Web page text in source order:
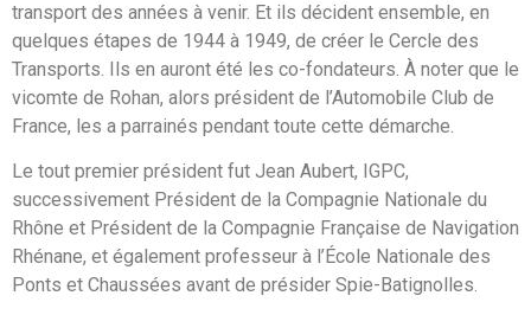
transport des années à venir. Et ils décident ensemble, en
quelques étapes de 1944 à 1949, de créer le Cercle des
Transports. Ils en auront été les co-fondateurs. À noter que le
vicomte de Rohan, alors président de l’Automobile Club de
France, les a parrainés pendant toute cette démarche.
Le tout premier président fut Jean Aubert, IGPC,
successivement Président de la Compagnie Nationale du
Rhône et Président de la Compagnie Française de Navigation
Rhénane, et également professeur à l’École Nationale des
Ponts et Chaussées avant de présider Spie-Batignolles.